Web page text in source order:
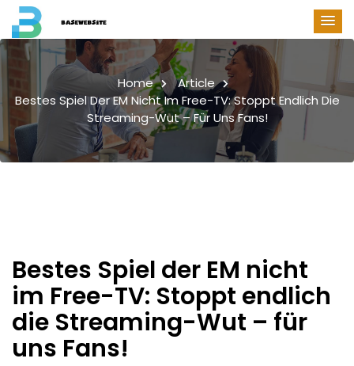
Home
Article
Bestes Spiel Der EM Nicht Im Free-TV: Stoppt Endlich Die
Streaming-Wut – Für Uns Fans!
Bestes Spiel der EM nicht
im Free-TV: Stoppt endlich
die Streaming-Wut – für
uns Fans!